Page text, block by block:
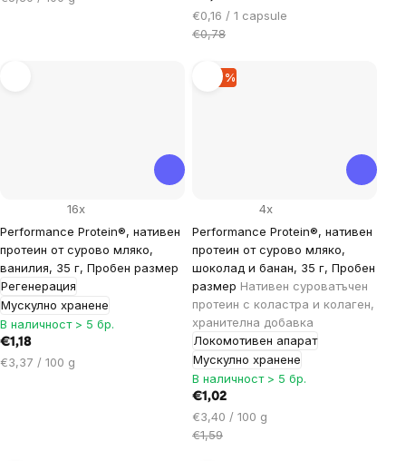
Цена
за
€0,16 / 1 capsule
€0,78
Performance Protein®, нативен
протеин от сурово мляко,
ванилия, 35 г, Пробен размер
Регенерация
Мускулно хранене
16x
В наличност > 5 бр.
€1,18
Цена
€3,37 / 100 g
–35 %
Performance Protein®, нативен
протеин от сурово мляко,
шоколад и банан, 35 г, Пробен
размер Нативен суроватъчен
протеин с коластра и колаген,
хранителна добавка
Локомотивен апарат
Мускулно хранене
4x
В наличност > 5 бр.
€1,02
Цена
за
€3,40 / 100 g
€1,59